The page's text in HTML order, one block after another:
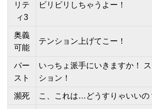
リテ
ィ3
ビリビリしちゃうよー！
奥義
可能
テンション上げてこー！
バー
スト
いっちょ派手にいきますか！
ション！
瀕死 こ、これは…どうすりゃいいの